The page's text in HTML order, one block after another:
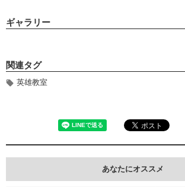
ギャラリー
関連タグ
英雄教室
あなたにオススメ